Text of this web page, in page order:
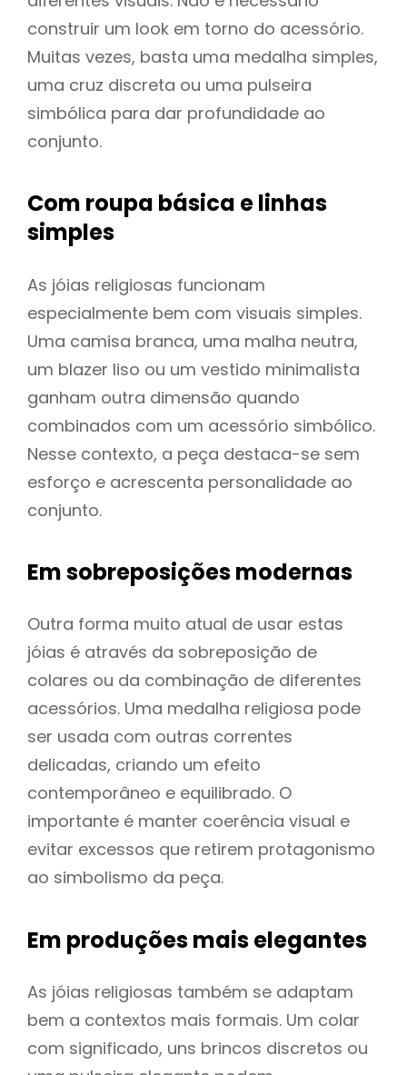
construir um look em torno do acessório.
Muitas vezes, basta uma medalha simples,
uma cruz discreta ou uma pulseira
simbólica para dar profundidade ao
conjunto.
Com roupa básica e linhas
simples
As jóias religiosas funcionam
especialmente bem com visuais simples.
Uma camisa branca, uma malha neutra,
um blazer liso ou um vestido minimalista
ganham outra dimensão quando
combinados com um acessório simbólico.
Nesse contexto, a peça destaca-se sem
esforço e acrescenta personalidade ao
conjunto.
Em sobreposições modernas
Outra forma muito atual de usar estas
jóias é através da sobreposição de
colares ou da combinação de diferentes
acessórios. Uma medalha religiosa pode
ser usada com outras correntes
delicadas, criando um efeito
contemporâneo e equilibrado. O
importante é manter coerência visual e
evitar excessos que retirem protagonismo
ao simbolismo da peça.
Em produções mais elegantes
As jóias religiosas também se adaptam
bem a contextos mais formais. Um colar
com significado, uns brincos discretos ou